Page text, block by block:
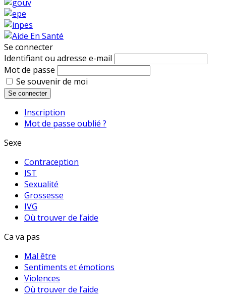
Se connecter
Identifiant ou adresse e-mail
Mot de passe
Se souvenir de moi
Se connecter
Inscription
Mot de passe oublié ?
Sexe
Contraception
IST
Sexualité
Grossesse
IVG
Où trouver de l’aide
Ca va pas
Mal être
Sentiments et émotions
Violences
Où trouver de l’aide